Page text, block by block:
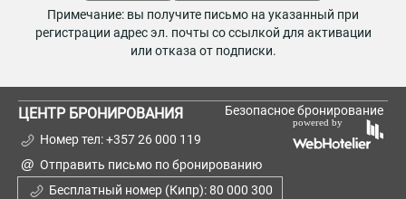
Примечание: вы получите письмо на указанный при
регистрации адрес эл. почты со ссылкой для активации
или отказа от подписки.
ЦЕНТР БРОНИРОВАНИЯ
Номер тел:+357 26 000 119
Отправить письмо по бронированию
Бесплатный номер (Кипр):80 000 300
Безопасное бронирование